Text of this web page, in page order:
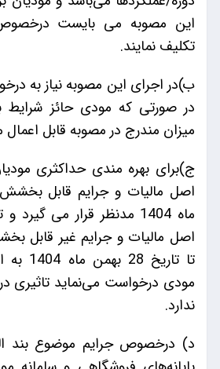
این مصوبه می بایست
تکلیف نمایند.
ب)در اجرای این مصوبه نیاز به
در صورتی که مودی حائز شرایط
میزان مندرج در مصوبه قابل
ج)برای بهره مندی حداکثری
ماه 1404 مدنظر قرار می
اصل مالیات و جرایم غیر قابل
تا
مودی درخواست می‌نماید تاثیری
ندارد.